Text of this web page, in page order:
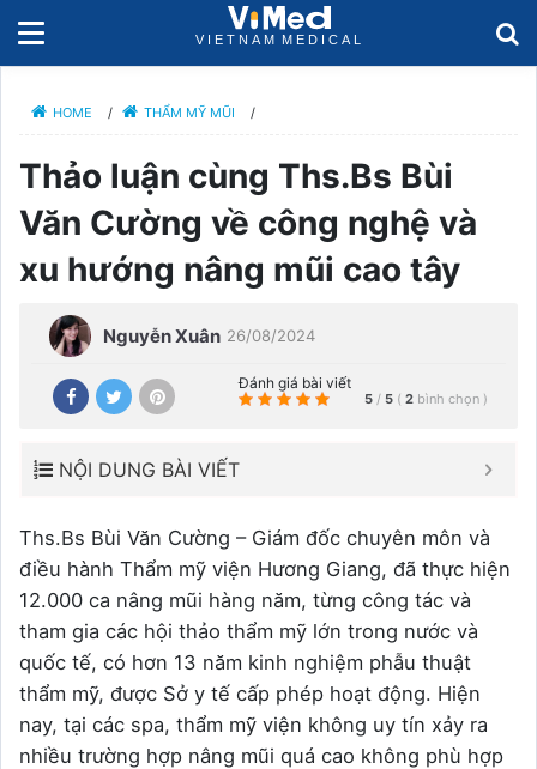
HOME / THẨM MỸ MŨI /
Thảo luận cùng Ths.Bs Bùi
Văn Cường về công nghệ và
xu hướng nâng mũi cao tây
Nguyễn Xuân 26/08/2024
Đánh giá bài viết
5 / 5 ( 2 bình chọn )
NỘI DUNG BÀI VIẾT
Ths.Bs Bùi Văn Cường – Giám đốc chuyên môn và
điều hành Thẩm mỹ viện Hương Giang, đã thực hiện
12.000 ca nâng mũi hàng năm, từng công tác và
tham gia các hội thảo thẩm mỹ lớn trong nước và
quốc tế, có hơn 13 năm kinh nghiệm phẫu thuật
thẩm mỹ, được Sở y tế cấp phép hoạt động. Hiện
nay, tại các spa, thẩm mỹ viện không uy tín xảy ra
nhiều trường hợp nâng mũi quá cao không phù hợp